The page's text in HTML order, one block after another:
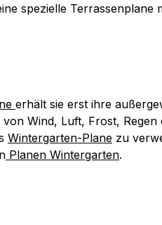
spezielle Terrassenplane
erhält sie erst ihre
Wind, Luft, Frost,
Wintergarten-Plane zu
Planen Wintergarten.